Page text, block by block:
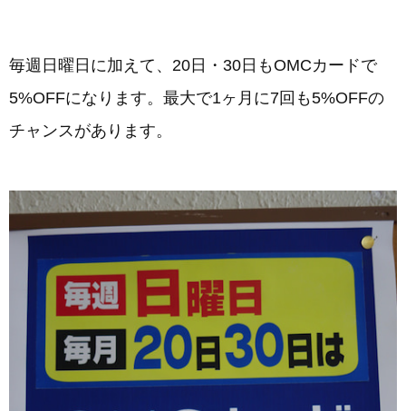
毎週日曜日に加えて、20日・30日もOMCカードで
5%OFFになります。最大で1ヶ月に7回も5%OFFの
チャンスがあります。